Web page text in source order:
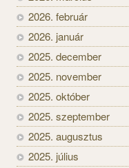
2026. február
2026. január
2025. december
2025. november
2025. október
2025. szeptember
2025. augusztus
2025. július